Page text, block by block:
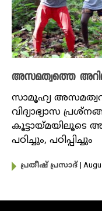
അസമത്വത്തെ
സാമൂഹ്യ
വിദ്യാഭ്യാസ
കൂട്ടായ്മയിലൂടെ
പഠിച്ചും, പഠിപ്പിച്ചും
പ്രതീഷ് പ്രസാദ്‌ |